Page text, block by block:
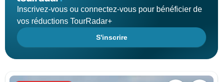
Inscrivez-vous ou connectez-vous pour bénéficier de
vos réductions TourRadar+
S'inscrire